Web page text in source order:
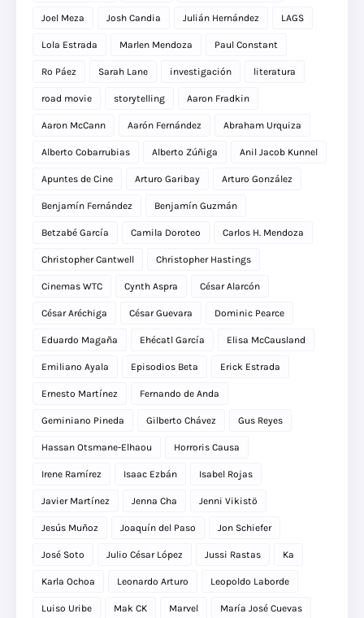
Joel Meza Josh Candia Julián Hernández LAGS
Lola Estrada Marlen Mendoza Paul Constant
Ro Páez Sarah Lane investigación literatura
road movie storytelling Aaron Fradkin
Aaron McCann Aarón Fernández Abraham Urquiza
Alberto Cobarrubias Alberto Zúñiga Anil Jacob Kunnel
Apuntes de Cine Arturo Garibay Arturo González
Benjamín Fernández Benjamín Guzmán
Betzabé García Camila Doroteo Carlos H. Mendoza
Christopher Cantwell Christopher Hastings
Cinemas WTC Cynth Aspra César Alarcón
César Aréchiga César Guevara Dominic Pearce
Eduardo Magaña Ehécatl García Elisa McCausland
Emiliano Ayala Episodios Beta Erick Estrada
Ernesto Martínez Fernando de Anda
Geminiano Pineda Gilberto Chávez Gus Reyes
Hassan Otsmane-Elhaou Horroris Causa
Irene Ramírez Isaac Ezbán Isabel Rojas
Javier Martínez Jenna Cha Jenni Vikistö
Jesús Muñoz Joaquín del Paso Jon Schiefer
José Soto Julio César López Jussi Rastas Ka
Karla Ochoa Leonardo Arturo Leopoldo Laborde
Luiso Uribe Mak CK Marvel María José Cuevas